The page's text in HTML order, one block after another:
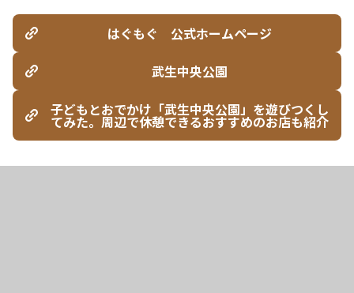
はぐもぐ 公式ホームページ
武生中央公園
子どもとおでかけ「武生中央公園」を遊びつくし
てみた。周辺で休憩できるおすすめのお店も紹介